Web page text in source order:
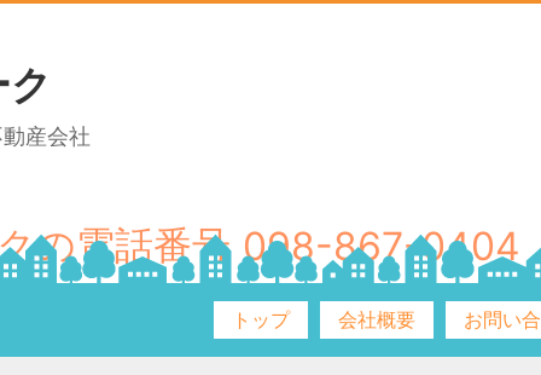
産会社
098-867-0404
トップ 会社概要 お問い